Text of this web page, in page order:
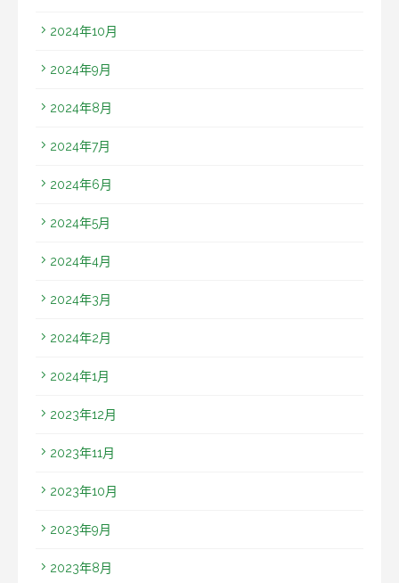
2024年10月
2024年9月
2024年8月
2024年7月
2024年6月
2024年5月
2024年4月
2024年3月
2024年2月
2024年1月
2023年12月
2023年11月
2023年10月
2023年9月
2023年8月